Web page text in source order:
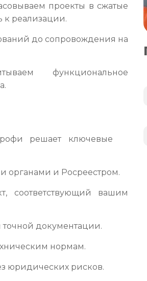
проекты в сжатые
к реализации.
до сопровождения на
функциональное
решает ключевые
органами и Росреестром.
соответствующий вашим
документации.
нормам.
юридических рисков.